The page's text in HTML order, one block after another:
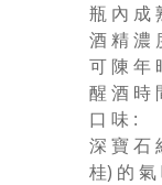
瓶 內 成
酒 精 濃
可 陳 年
醒 酒 時
口 味 :
深 寶 石
桂) 的 氣